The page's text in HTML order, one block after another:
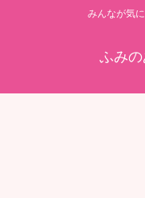
みんなが気
ふみ